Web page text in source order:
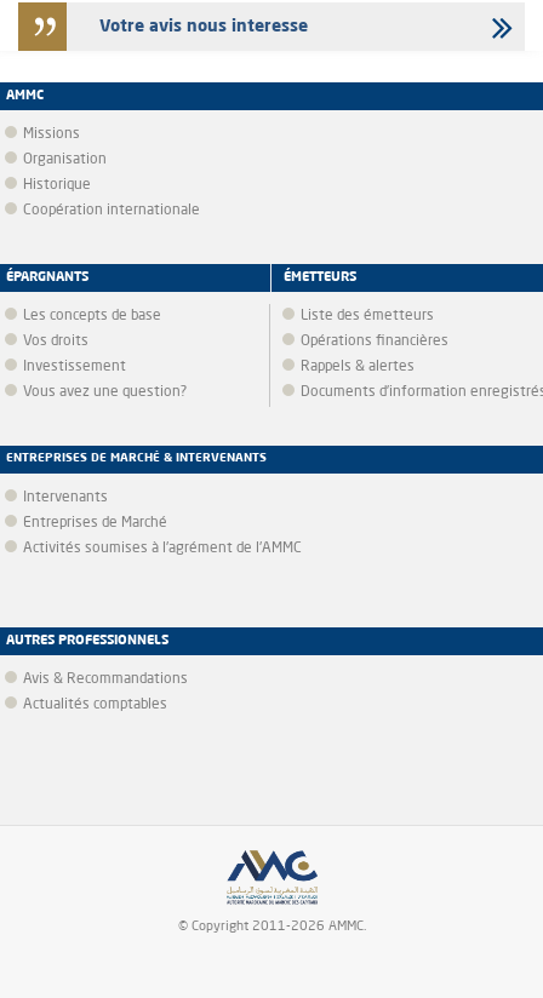
Votre avis nous interesse
AMMC
Missions
Organisation
Historique
Coopération internationale
ÉPARGNANTS
Les concepts de base
Vos droits
Investissement
Vous avez une question?
ÉMETTEURS
Liste des émetteurs
Opérations financières
Rappels & alertes
Documents d’information
ENTREPRISES DE MARCHÉ & INTERVENANTS
Intervenants
Entreprises de Marché
Activités soumises à l'agrément de l'AMMC
AUTRES PROFESSIONNELS
Avis & Recommandations
Actualités comptables
© Copyright 2011-2026 AMMC.